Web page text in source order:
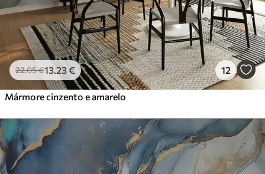
22.05€13.23€ 12
Mármore cinzento e amarelo